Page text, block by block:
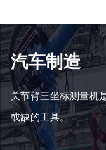
汽车制造
关节臂三坐标测量机
或缺的工具。